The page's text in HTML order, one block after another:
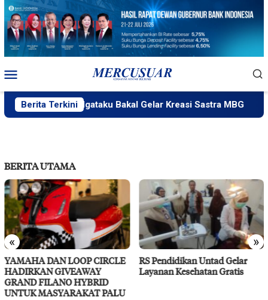
Loncat
konten
Mobile
Berita Terkini
PlakPlik Ngataku Bakal Gelar Kreasi Sastra MBG
BERITA UTAMA
« »
YAMAHA DAN LOOP CIRCLE
HADIRKAN GIVEAWAY
GRAND FILANO HYBRID
UNTUK MASYARAKAT PALU
RS Pendidikan Untad Gelar
Layanan Kesehatan Gratis